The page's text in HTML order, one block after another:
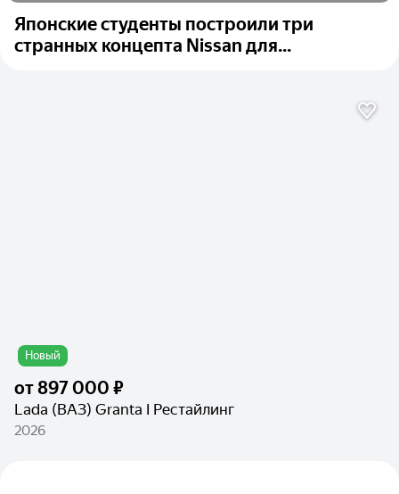
Японские студенты построили три
странных концепта Nissan для...
Новый
от897 000 ₽
Lada (ВАЗ) Granta I Рестайлинг
2026